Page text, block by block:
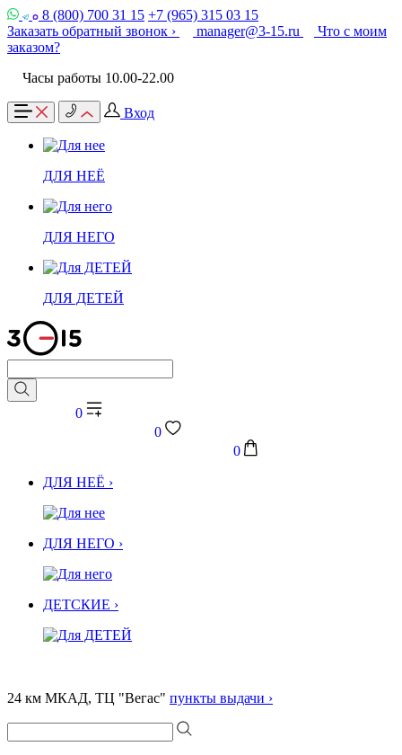
8 (800) 700 31 15 +7 (965) 315 03 15
Заказать обратный звонок ›
manager@3-15.ru
Что с моим
заказом?
Часы работы 10.00-22.00
Вход
ДЛЯ НЕЁ
ДЛЯ НЕГО
ДЛЯ ДЕТЕЙ
0
0
0
ДЛЯ НЕЁ ›
ДЛЯ НЕГО ›
ДЕТСКИЕ ›
24 км МКАД, ТЦ "Вегас" пункты выдачи ›